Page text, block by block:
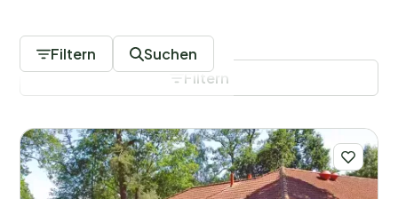
sehnen als auf herkömmlichen Campingplätzen. In
Deutschland werden diese Plätze oft als Ecocamping
bezeichnet.
Filtern Suchen
Filter speichern
Filtern